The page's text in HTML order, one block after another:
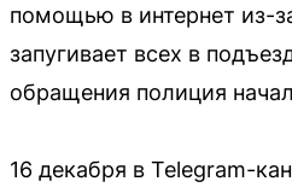
помощью в интернет из-
запугивает всех в
обращения полиция
16 декабря в Telegram-